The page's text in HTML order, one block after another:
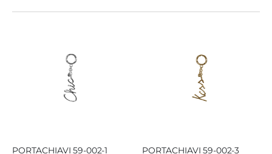
PORTACHIAVI 59-002-1 PORTACHIAVI 59-002-3